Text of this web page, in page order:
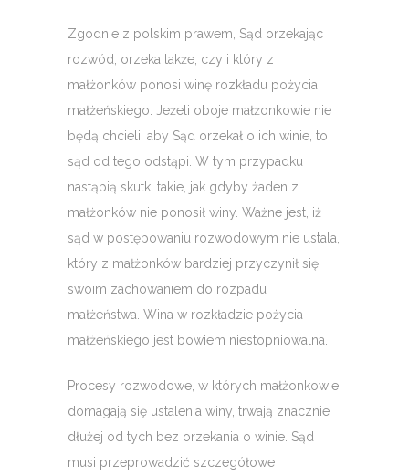
Zgodnie z polskim prawem, Sąd orzekając
rozwód, orzeka także, czy i który z
małżonków ponosi winę rozkładu pożycia
małżeńskiego. Jeżeli oboje małżonkowie nie
będą chcieli, aby Sąd orzekał o ich winie, to
sąd od tego odstąpi. W tym przypadku
nastąpią skutki takie, jak gdyby żaden z
małżonków nie ponosił winy. Ważne jest, iż
sąd w postępowaniu rozwodowym nie ustala,
który z małżonków bardziej przyczynił się
swoim zachowaniem do rozpadu
małżeństwa. Wina w rozkładzie pożycia
małżeńskiego jest bowiem niestopniowalna.
Procesy rozwodowe, w których małżonkowie
domagają się ustalenia winy, trwają znacznie
dłużej od tych bez orzekania o winie. Sąd
musi przeprowadzić szczegółowe